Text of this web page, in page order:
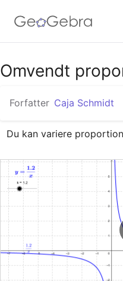
Google Classroom
GeoGebra Classroom
Omvendt
Forfatter Caja Schmidt
Du kan variere